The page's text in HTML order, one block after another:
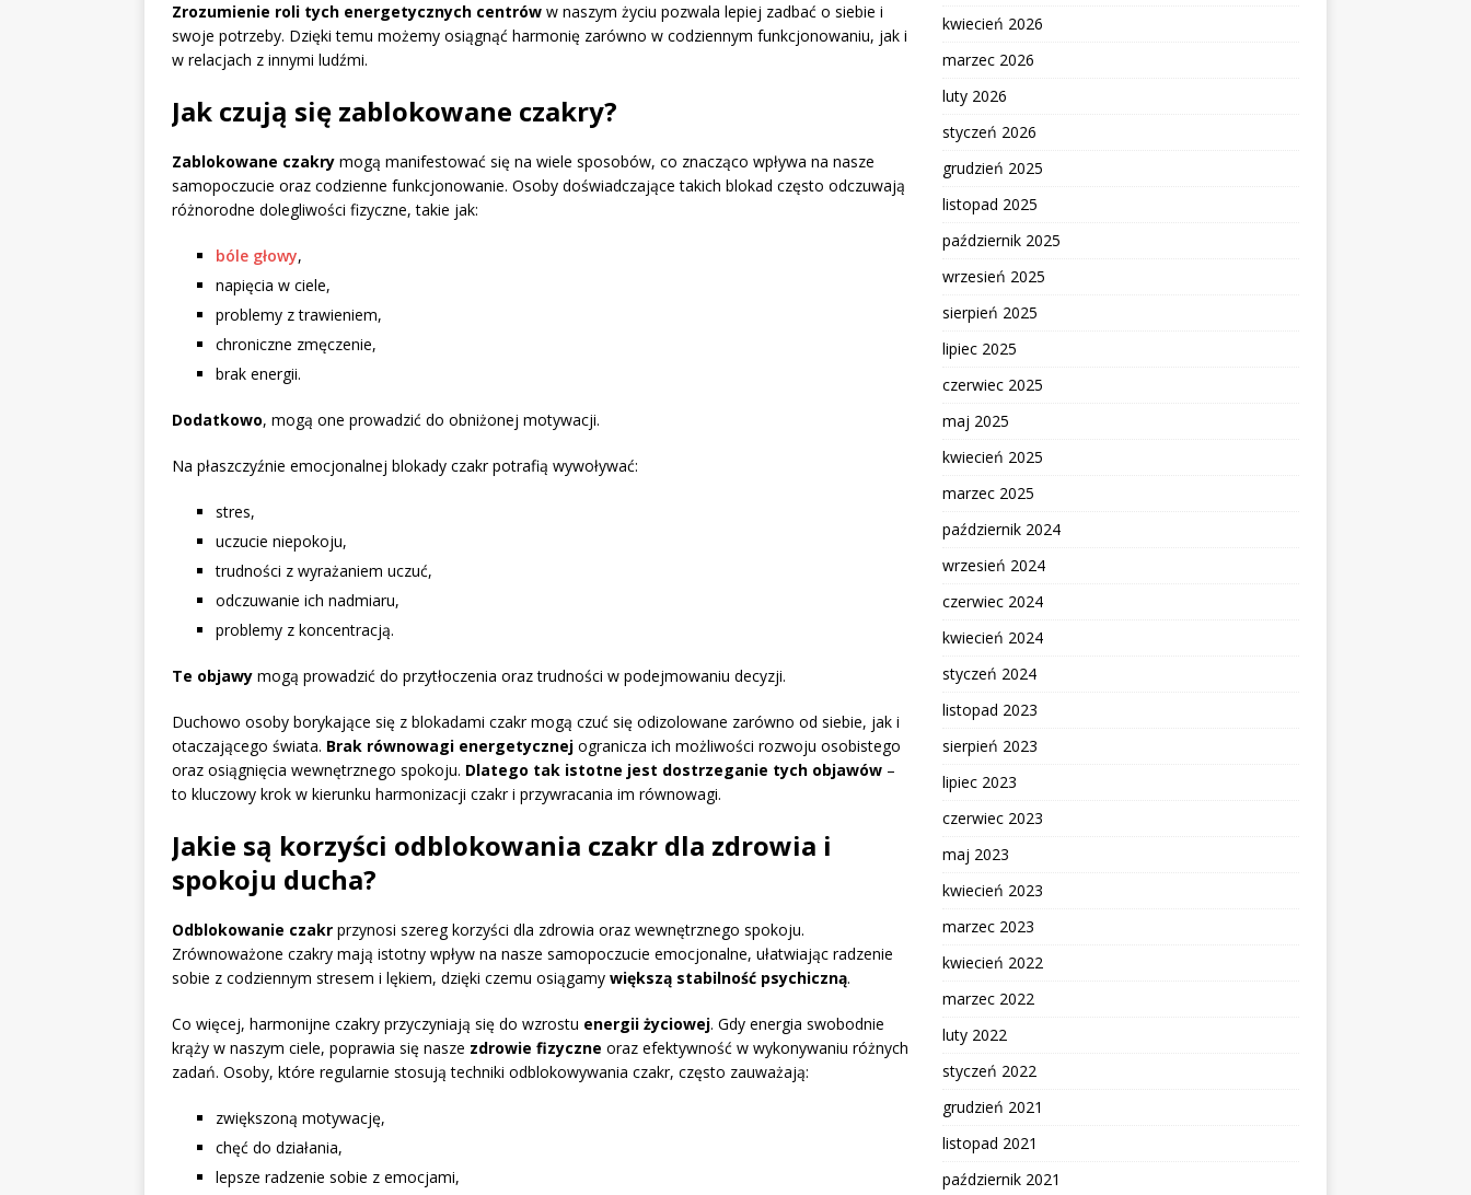
Zrozumienie roli tych energetycznych centrów w naszym życiu pozwala lepiej zadbać o siebie i
swoje potrzeby. Dzięki temu możemy osiągnąć harmonię zarówno w codziennym funkcjonowaniu, jak i
w relacjach z innymi ludźmi.
Jak czują się zablokowane czakry?
Zablokowane czakry mogą manifestować się na wiele sposobów, co znacząco wpływa na nasze
samopoczucie oraz codzienne funkcjonowanie. Osoby doświadczające takich blokad często odczuwają
różnorodne dolegliwości fizyczne, takie jak:
bóle głowy,
napięcia w ciele,
problemy z trawieniem,
chroniczne zmęczenie,
brak energii.
Dodatkowo, mogą one prowadzić do obniżonej motywacji.
Na płaszczyźnie emocjonalnej blokady czakr potrafią wywoływać:
stres,
uczucie niepokoju,
trudności z wyrażaniem uczuć,
odczuwanie ich nadmiaru,
problemy z koncentracją.
Te objawy mogą prowadzić do przytłoczenia oraz trudności w podejmowaniu decyzji.
Duchowo osoby borykające się z blokadami czakr mogą czuć się odizolowane zarówno od siebie, jak i
otaczającego świata. Brak równowagi energetycznej ogranicza ich możliwości rozwoju osobistego
oraz osiągnięcia wewnętrznego spokoju. Dlatego tak istotne jest dostrzeganie tych objawów –
to kluczowy krok w kierunku harmonizacji czakr i przywracania im równowagi.
Jakie są korzyści odblokowania czakr dla zdrowia i
spokoju ducha?
Odblokowanie czakr przynosi szereg korzyści dla zdrowia oraz wewnętrznego spokoju.
Zrównoważone czakry mają istotny wpływ na nasze samopoczucie emocjonalne, ułatwiając radzenie
sobie z codziennym stresem i lękiem, dzięki czemu osiągamy większą stabilność psychiczną.
Co więcej, harmonijne czakry przyczyniają się do wzrostu energii życiowej. Gdy energia swobodnie
krąży w naszym ciele, poprawia się nasze zdrowie fizyczne oraz efektywność w wykonywaniu różnych
zadań. Osoby, które regularnie stosują techniki odblokowywania czakr, często zauważają:
zwiększoną motywację,
chęć do działania,
lepsze radzenie sobie z emocjami,
kwiecień 2026
marzec 2026
luty 2026
styczeń 2026
grudzień 2025
listopad 2025
październik 2025
wrzesień 2025
sierpień 2025
lipiec 2025
czerwiec 2025
maj 2025
kwiecień 2025
marzec 2025
październik 2024
wrzesień 2024
czerwiec 2024
kwiecień 2024
styczeń 2024
listopad 2023
sierpień 2023
lipiec 2023
czerwiec 2023
maj 2023
kwiecień 2023
marzec 2023
kwiecień 2022
marzec 2022
luty 2022
styczeń 2022
grudzień 2021
listopad 2021
październik 2021